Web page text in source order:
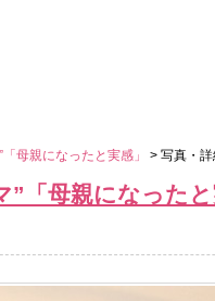
母親になったと実感」 > 写真・詳
「母親になったと